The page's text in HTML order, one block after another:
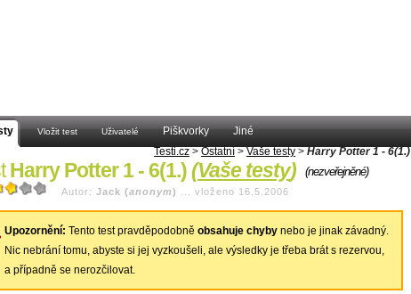
Vložit test Uživatelé Piškvorky
Jiné
Testi.cz > Ostatní > Vaše testy > Harry Potter 1 - 6(1.)
Harry Potter 1 - 6(1.)(Vaše testy) (nezveřejněné)
Autor: Jack (anonym) vloženo 16.5.2006
Upozornění: Tento test pravděpodobně obsahuje chyby nebo je jinak závadný.
Nic nebrání tomu, abyste si jej vyzkoušeli, ale výsledky je třeba brát s rezervou,
a případně se nerozčilovat.